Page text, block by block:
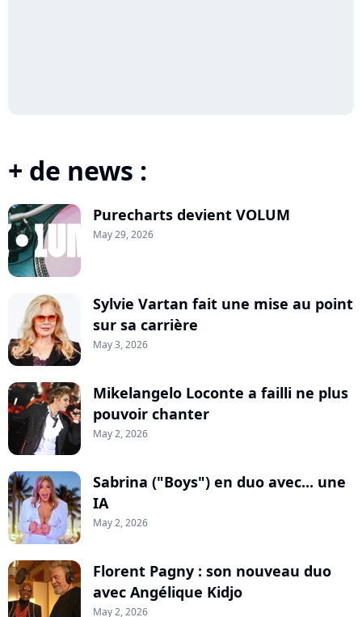
+ de news :
Purecharts devient VOLUM
May 29, 2026
Sylvie Vartan fait une mise au point
sur sa carrière
May 3, 2026
Mikelangelo Loconte a failli ne plus
pouvoir chanter
May 2, 2026
Sabrina ("Boys") en duo avec... une
IA
May 2, 2026
Florent Pagny : son nouveau duo
avec Angélique Kidjo
May 2, 2026